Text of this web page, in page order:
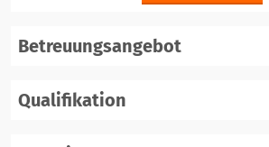
Betreuungsangebot
Qualifikation